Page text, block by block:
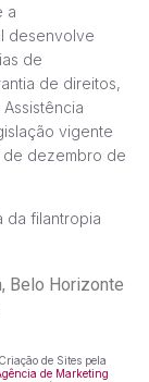
a
desenvolve
de
de direitos,
vigente
de dezembro de
da filantropia
Belo Horizonte
Criação de Sites pela
de Marketing